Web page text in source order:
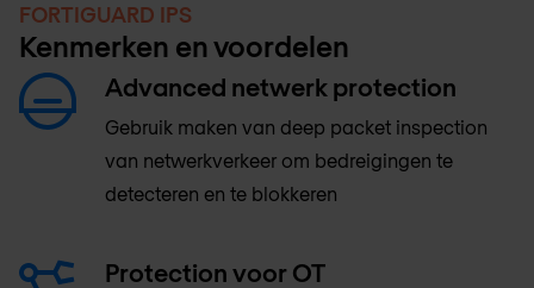
FORTIGUARD IPS
Kenmerken en voordelen
Advanced netwerk protection
Gebruik maken van deep packet inspection
van netwerkverkeer om bedreigingen te
detecteren en te blokkeren
Protection voor OT